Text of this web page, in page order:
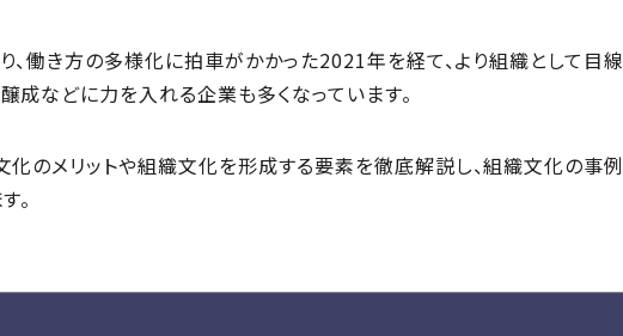
、働き方の多様化に拍車がかかった2021年を経て、より組織として目線
成などに力を入れる企業も多くなっています。
化のメリットや組織文化を形成する要素を徹底解説し、組織文化の事例
。